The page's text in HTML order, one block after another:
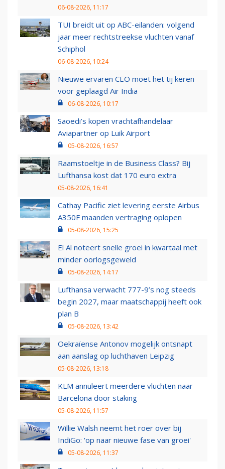
06-08-2026, 11:17
TUI breidt uit op ABC-eilanden: volgend
jaar meer rechtstreekse vluchten vanaf
Schiphol
06-08-2026, 10:24
Nieuwe ervaren CEO moet het tij keren
voor geplaagd Air India
06-08-2026, 10:17
Saoedi’s kopen vrachtafhandelaar
Aviapartner op Luik Airport
05-08-2026, 16:57
Raamstoeltje in de Business Class? Bij
Lufthansa kost dat 170 euro extra
05-08-2026, 16:41
Cathay Pacific ziet levering eerste Airbus
A350F maanden vertraging oplopen
05-08-2026, 15:25
El Al noteert snelle groei in kwartaal met
minder oorlogsgeweld
05-08-2026, 14:17
Lufthansa verwacht 777-9’s nog steeds
begin 2027, maar maatschappij heeft ook
plan B
05-08-2026, 13:42
Oekraïense Antonov mogelijk ontsnapt
aan aanslag op luchthaven Leipzig
05-08-2026, 13:18
KLM annuleert meerdere vluchten naar
Barcelona door staking
05-08-2026, 11:57
Willie Walsh neemt het roer over bij
IndiGo: 'op naar nieuwe fase van groei'
05-08-2026, 11:37